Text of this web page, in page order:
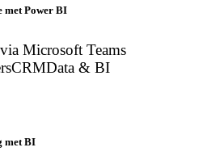
met Power BI
Microsoft Teams
CRMData & BI
met BI